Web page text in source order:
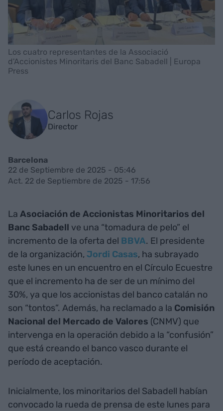
Los cuatro representantes de la Associació
d'Accionistes Minoritaris del Banc Sabadell | Europa
Press
Carlos Rojas
Director
Barcelona
22 de Septiembre de 2025 - 05:46
Act. 22 de Septiembre de 2025 - 17:56
La Asociación de Accionistas Minoritarios del
Banc Sabadell ve una “tomadura de pelo” el
incremento de la oferta del BBVA. El presidente
de la organización, Jordi Casas, ha subrayado
este lunes en un encuentro en el Círculo Ecuestre
que el incremento ha de ser de un mínimo del
30%, ya que los accionistas del banco catalán no
son “tontos”. Además, ha reclamado a la Comisión
Nacional del Mercado de Valores (CNMV) que
intervenga en la operación debido a la “confusión”
que está creando el banco vasco durante el
período de aceptación.
Inicialmente, los minoritarios del Sabadell habían
convocado la rueda de prensa de este lunes para